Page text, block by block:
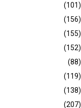
(101)
(156)
(155)
(152)
(88)
(119)
(138)
(207)